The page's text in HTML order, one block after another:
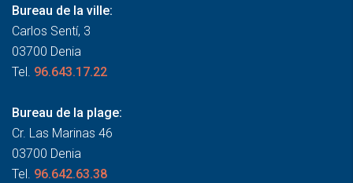
Bureau de la ville:
Carlos Sentí, 3
03700 Denia
Tel. 96.643.17.22
Bureau de la plage:
Cr. Las Marinas 46
03700 Denia
Tel. 96.642.63.38